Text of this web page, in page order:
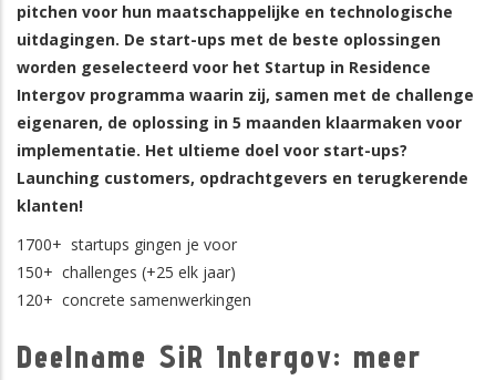
pitchen voor hun maatschappelijke en technologische
uitdagingen. De start-ups met de beste oplossingen
worden geselecteerd voor het Startup in Residence
Intergov programma waarin zij, samen met de challenge
eigenaren, de oplossing in 5 maanden klaarmaken voor
implementatie. Het ultieme doel voor start-ups?
Launching customers, opdrachtgevers en terugkerende
klanten!
1700+ startups gingen je voor
150+ challenges (+25 elk jaar)
120+ concrete samenwerkingen
Deelname SiR Intergov: meer